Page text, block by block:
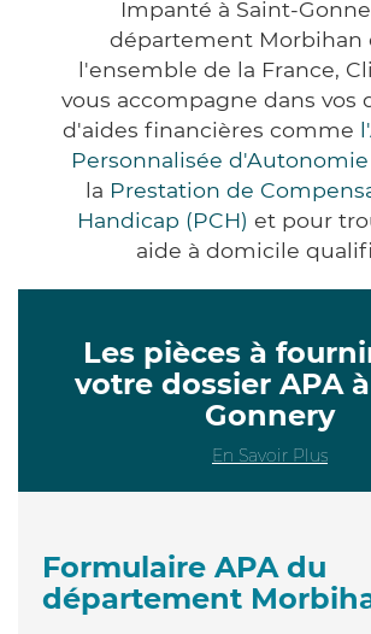
Impanté à Saint-
département Morbihan
l'ensemble de la France,
vous accompagne dans vos
d'aides financières comme
Personnalisée d'Autonomie
la Prestation de
Handicap (PCH) et pour
aide à domicile
Les pièces à
votre dossier APA
Gonnery
En Savoir Plus
Formulaire APA du
département